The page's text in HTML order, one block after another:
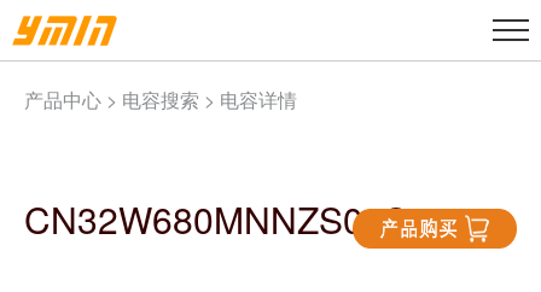
产品中心 > 电容搜索 > 电容详情
CN32W680MNNZS02S2